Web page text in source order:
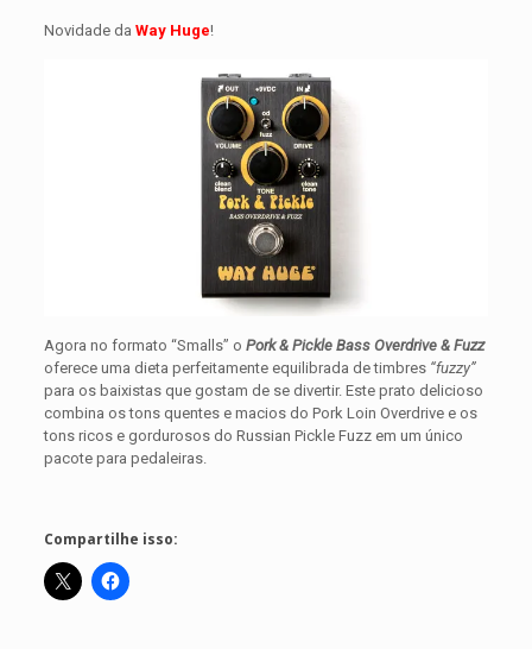
Novidade da Way Huge!
Agora no formato “Smalls” o Pork & Pickle Bass Overdrive & Fuzz
oferece uma dieta perfeitamente equilibrada de timbres “fuzzy”
para os baixistas que gostam de se divertir. Este prato delicioso
combina os tons quentes e macios do Pork Loin Overdrive e os
tons ricos e gordurosos do Russian Pickle Fuzz em um único
pacote para pedaleiras.
Compartilhe isso: